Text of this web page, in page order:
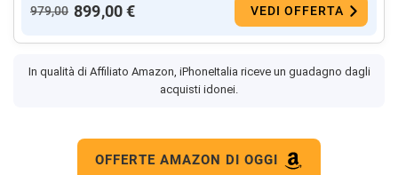
979,00 899,00 € VEDI OFFERTA
In qualità di Affiliato Amazon, iPhoneItalia riceve un guadagno dagli
acquisti idonei.
OFFERTE AMAZON DI OGGI